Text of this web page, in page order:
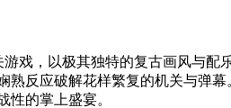
游戏，以极其独特的复古画风与
反应破解花样繁复的机关与弹
性的掌上盛宴。